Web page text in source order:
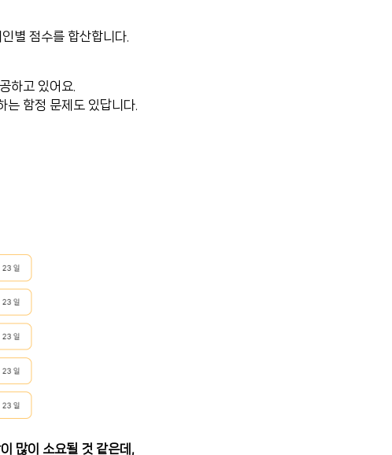
별 점수를 합산합니다.
하고 있어요.
는 함정 문제도 있답니다.
많이 소요될 것 같은데,